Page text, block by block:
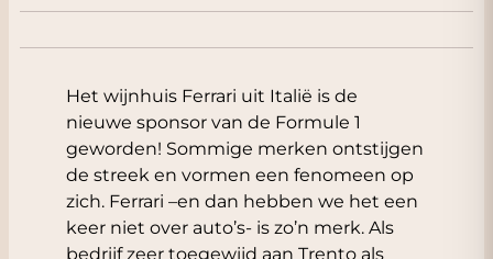
Het wijnhuis Ferrari uit Italië is de
nieuwe sponsor van de Formule 1
geworden! Sommige merken ontstijgen
de streek en vormen een fenomeen op
zich. Ferrari –en dan hebben we het een
keer niet over auto’s- is zo’n merk. Als
bedrijf zeer toegewijd aan Trento als